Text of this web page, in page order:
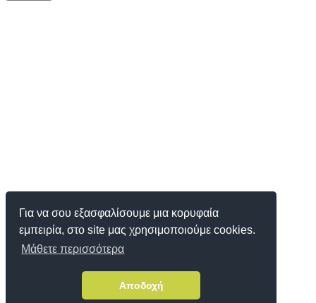
Για να σου εξασφαλίσουμε μια κορυφαία
εμπειρία, στο site μας χρησιμοποιούμε cookies.
Μάθετε περισσότερα
Αποδοχή